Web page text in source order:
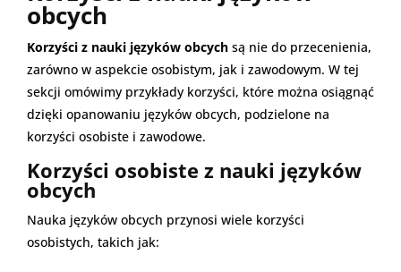
obcych
Korzyści z nauki języków obcych są nie do przecenienia,
zarówno w aspekcie osobistym, jak i zawodowym. W tej
sekcji omówimy przykłady korzyści, które można osiągnąć
dzięki opanowaniu języków obcych, podzielone na
korzyści osobiste i zawodowe.
Korzyści osobiste z nauki języków
obcych
Nauka języków obcych przynosi wiele korzyści
osobistych, takich jak: